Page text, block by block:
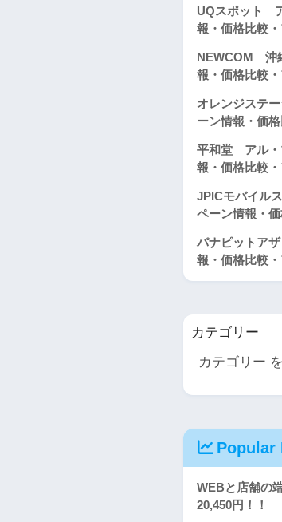
UQスポット
報・価格比較
NEWCOM 沖
報・価格比較
オレンジステ
ーン情報・価
平和堂 アル・
報・価格比較
JPICモバイル
ペーン情報・
パナピットア
報・価格比較
カテゴリー
Popular
WEBと店舗の
20,450円！！